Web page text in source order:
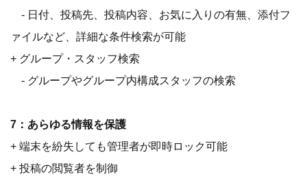
- 日付、投稿先、投稿内容、お気に入りの有無、添付フ
ァイルなど、詳細な条件検索が可能
+ グループ・スタッフ検索
- グループやグループ内構成スタッフの検索
7：あらゆる情報を保護
+ 端末を紛失しても管理者が即時ロック可能
+ 投稿の閲覧者を制御